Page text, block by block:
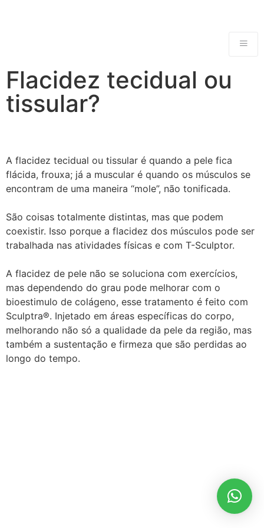
Flacidez tecidual ou
tissular?
A flacidez tecidual ou tissular é quando a pele fica
flácida, frouxa; já a muscular é quando os músculos se
encontram de uma maneira “mole”, não tonificada.⠀
São coisas totalmente distintas, mas que podem
coexistir. Isso porque a flacidez dos músculos pode ser
trabalhada nas atividades físicas e com T-Sculptor.⠀
A flacidez de pele não se soluciona com exercícios,
mas dependendo do grau pode melhorar com o
bioestimulo de colágeno, esse tratamento é feito com
Sculptra®. Injetado em áreas específicas do corpo,
melhorando não só a qualidade da pele da região, mas
também a sustentação e firmeza que são perdidas ao
longo do tempo.⠀